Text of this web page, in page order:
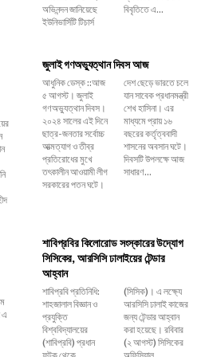
অভিনন্দন জানিয়েছে
ইউনিভার্সিটি টিচার্স
বিবৃতিতে এ...
জুলাই গণঅভ্যুত্থান দিবস আজ
আধুনিক ডেস্ক ::আজ
৫ আগস্ট। জুলাই
গণঅভ্যুত্থান দিবস।
২০২৪ সালের এই দিনে
ছাত্র-জনতার সর্বোচ্চ
আত্মত্যাগ ও তীব্র
প্রতিরোধের মুখে
তৎকালীন আওয়ামী লীগ
সরকারের পতন ঘটে।
দেশ ছেড়ে ভারতে চলে
যান সাবেক প্রধানমন্ত্রী
শেখ হাসিনা। এর
মাধ্যমে প্রায় ১৬
বছরের কর্তৃত্ববাদী
শাসনের অবসান ঘটে।
দিবসটি উপলক্ষে আজ
সাধারণ...
শাবিপ্রবির কিলোরোড সংস্কারের উদ্যোগ
সিসিকের, আরসিসি ঢালাইয়ের টেন্ডার
আহ্বান
শাবিপ্রবি প্রতিনিধি:
শাহজালাল বিজ্ঞান ও
প্রযুক্তি
বিশ্ববিদ্যালয়ের
(শাবিপ্রবি) প্রধান
(সিসিক)। এ লক্ষ্যে
আরসিসি ঢালাই কাজের
জন্য টেন্ডার আহ্বান
করা হয়েছে। রবিবার
(২ আগস্ট) সিসিকের